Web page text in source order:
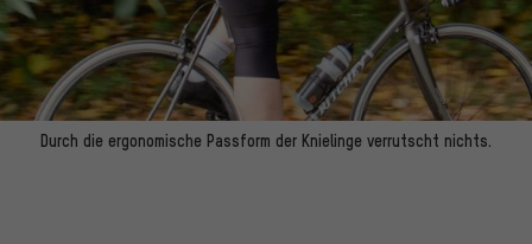
Durch die ergonomische Passform der Knielinge verrutscht nichts.